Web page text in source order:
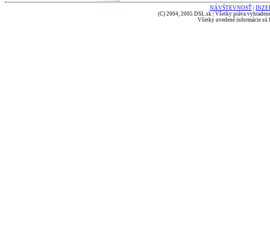
NÁVŠTEVNOSŤ
(C) 2004, 2005 DSL.sk | Všetky práva
Všetky uvedené informácie sú